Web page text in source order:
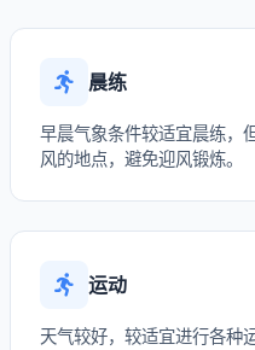
晨练
早晨气象条件较适宜晨练，
风的地点，避免迎风锻炼。
运动
天气较好，较适宜进行各种